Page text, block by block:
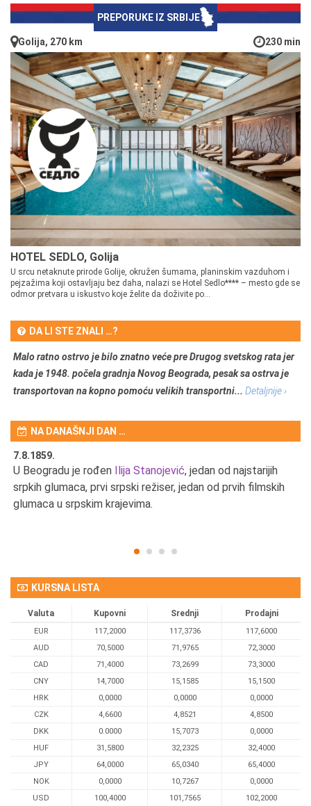
PREPORUKE IZ SRBIJE
Golija, 270 km 230 min
HOTEL SEDLO, Golija
U srcu netaknute prirode Golije, okružen šumama, planinskim vazduhom i
pejzažima koji ostavljaju bez daha, nalazi se Hotel Sedlo**** – mesto gde se
odmor pretvara u iskustvo koje želite da doživite po...
DA LI STE ZNALI …?
Malo ratno ostrvo je bilo znatno veće pre Drugog svetskog rata jer
kada je 1948. počela gradnja Novog Beograda, pesak sa ostrva je
transportovan na kopno pomoću velikih transportni... Detaljnije ›
NA DANAŠNJI DAN …
7.8.1859.
U Beogradu je rođen Ilija Stanojević, jedan od najstarijih
srpkih glumaca, prvi srpski režiser, jedan od prvih filmskih
glumaca u srpskim krajevima.
KURSNA LISTA
Valuta Kupovni Srednji Prodajni
EUR 117,2000 117,3736
117,6000
AUD
70,5000 71,9765
72,3000
CAD
71,4000 73,2699
73,3000
CNY
14,7000 15,1585
15,1500
HRK
0,0000 0,0000
0,0000
CZK
4,6600 4,8521
4,8500
DKK
0.0000 15,7073
0,0000
HUF
31,5800 32,2325
32,4000
JPY
64,0000 65,0340
65,4000
NOK
0,0000 10,7267
0,0000
USD
100,4000 101,7565 102,2000